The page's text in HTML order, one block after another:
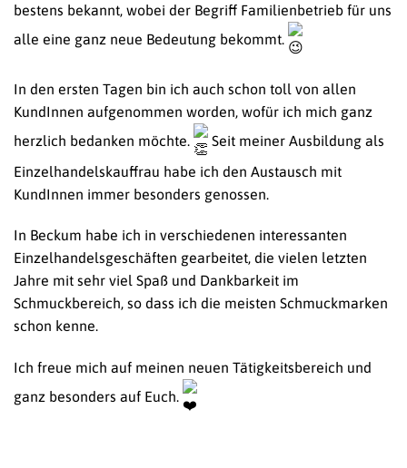
bestens bekannt, wobei der Begriff Familienbetrieb für uns
alle eine ganz neue Bedeutung bekommt.
In den ersten Tagen bin ich auch schon toll von allen
KundInnen aufgenommen worden, wofür ich mich ganz
herzlich bedanken möchte.
Seit meiner Ausbildung als
Einzelhandelskauffrau habe ich den Austausch mit
KundInnen immer besonders genossen.
In Beckum habe ich in verschiedenen interessanten
Einzelhandelsgeschäften gearbeitet, die vielen letzten
Jahre mit sehr viel Spaß und Dankbarkeit im
Schmuckbereich, so dass ich die meisten Schmuckmarken
schon kenne.
Ich freue mich auf meinen neuen Tätigkeitsbereich und
ganz besonders auf Euch.